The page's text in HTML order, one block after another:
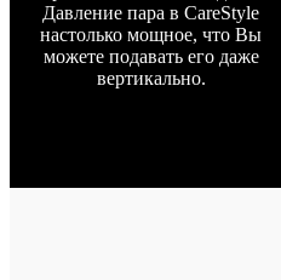
Давление пара в CareStyle
настолько мощное, что Вы
можете подавать его даже
вертикально.